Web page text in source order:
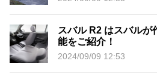
スバル R2 はスバルが
能をご紹介！
2024/09/09 12:53